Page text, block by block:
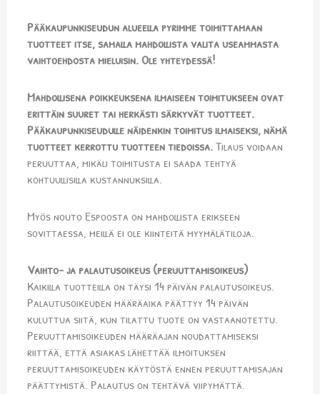
Pääkaupunkiseudun alueella pyrimme toimittamaan
tuotteet itse, samalla mahdollista valita useammasta
vaihtoehdosta mieluisin. Ole yhteydessä!
Mahdollisena poikkeuksena ilmaiseen toimitukseen ovat
erittäin suuret tai herkästi särkyvät tuotteet.
Pääkaupunkiseudulle näidenkin toimitus ilmaiseksi, nämä
tuotteet kerrottu tuotteen tiedoissa.Tilaus voidaan
peruuttaa, mikäli toimitusta ei saada tehtyä
kohtuullisilla kustannuksilla.
Myös nouto Espoosta on mahdollista erikseen
sovittaessa, meillä ei ole kiinteitä myymälätiloja.
Vaihto- ja palautusoikeus (peruuttamisoikeus)
Kaikilla tuotteilla on täysi 14 päivän palautusoikeus.
Palautusoikeuden määräaika päättyy 14 päivän
kuluttua siitä, kun tilattu tuote on vastaanotettu.
Peruuttamisoikeuden määräajan noudattamiseksi
riittää, että asiakas lähettää ilmoituksen
peruuttamisoikeuden käytöstä ennen peruuttamisajan
päättymistä. Palautus on tehtävä viipymättä.